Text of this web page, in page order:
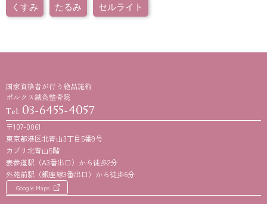
くすみ たるみ セルライト
国家資格者が行う絶品施術
ポルクス鍼灸整骨院
Tel. 03-6455-4057
〒107-0061
東京都港区北青山3丁目5番9号
カプリ北青山5階
表参道駅（A3番出口）から徒歩2分
外苑前駅（銀座線3番出口）から徒歩6分
Google Maps